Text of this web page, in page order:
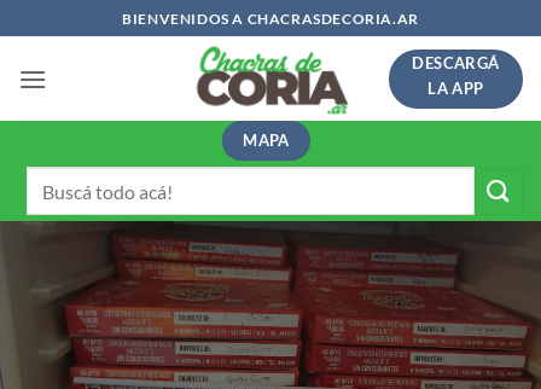
al
contenido
BIENVENIDOS A CHACRASDECORIA.AR
DESCARGÁ
LA APP
MAPA